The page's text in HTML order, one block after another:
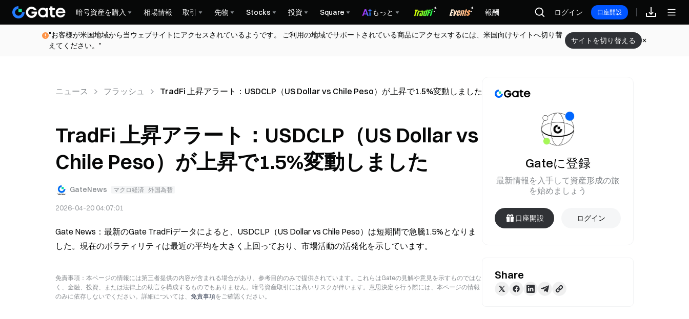
暗号資産を購入 相場情報 取引 先物 Stocks 投資 Square もっと 報酬 ログイン 口座開設
"お客様が米国地域から当ウェブサイトにアクセスされているようです。 ご利用の地域でサポートされている商品にアクセスするには、米国向けサイトへ切り替
えてください。"
サイトを切り替える
ニュース フラッシュ TradFi 上昇アラート：USDCLP（US Dollar vs Chile Peso）が上昇で1.5%変動しました
TradFi 上昇アラート：USDCLP（US Dollar vs
Chile Peso）が上昇で1.5%変動しました
GateNews マクロ経済 外国為替
2026-04-20 04:07:01
Gate News：最新のGate TradFiデータによると、USDCLP（US Dollar vs Chile Peso）は短期間で急騰1.5%となりま
した。現在のボラティリティは最近の平均を大きく上回っており、市場活動の活発化を示しています。
免責事項：本ページの情報には第三者提供の内容が含まれる場合があり、参考目的のみで提供されています。これらはGateの見解や意見を示すものではな
く、金融、投資、または法律上の助言を構成するものでもありません。暗号資産取引には高いリスクが伴います。意思決定を行う際には、本ページの情報
のみに依存しないでください。詳細については、 免責事項をご確認ください。
Gateに登録
最新情報を入手して資産形成の旅
を始めましょう
口座開設 ログイン
Share